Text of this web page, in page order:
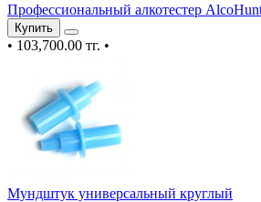
Профессиональный алкотестер
Купить
• 103,700.00 тг. •
Мундштук универсальный круглый